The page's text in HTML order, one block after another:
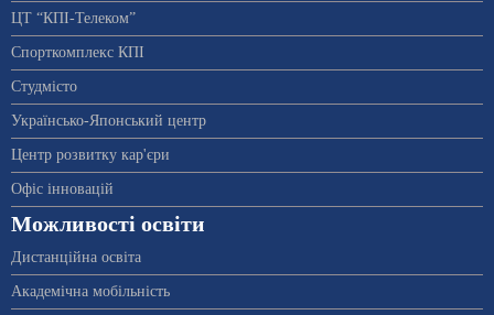
ЦТ “КПІ-Телеком”
Спорткомплекс КПІ
Студмісто
Українсько-Японський центр
Центр розвитку кар'єри
Офіс інновацій
Можливості освіти
Дистанційна освіта
Академічна мобільність